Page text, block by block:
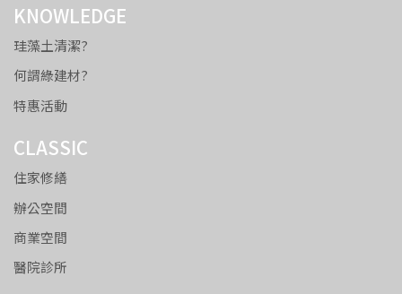
KNOWLEDGE
珪藻土清潔?
何謂綠建材?
特惠活動
CLASSIC
住家修繕
辦公空間
商業空間
醫院診所